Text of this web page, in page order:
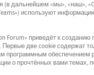
(в дальнейшем «мы», «наш»,
используют
приведёт к
две cookie содержат
обеспечением
о прочтённых вами